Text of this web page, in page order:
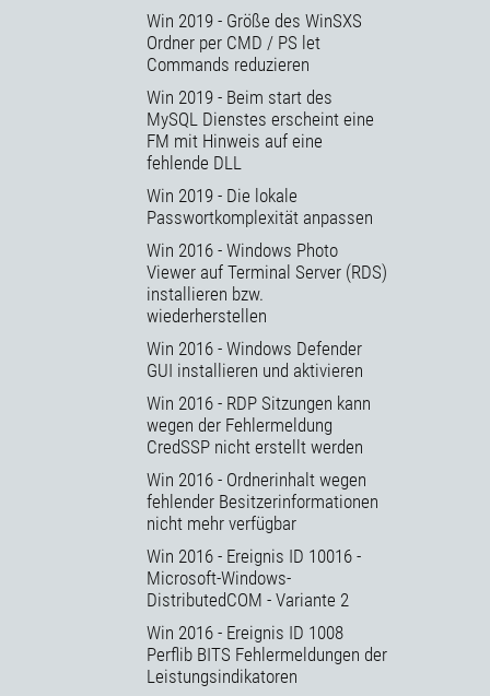
Win 2019 - Größe des WinSXS
Ordner per CMD / PS let
Commands reduzieren
Win 2019 - Beim start des
MySQL Dienstes erscheint eine
FM mit Hinweis auf eine
fehlende DLL
Win 2019 - Die lokale
Passwortkomplexität anpassen
Win 2016 - Windows Photo
Viewer auf Terminal Server (RDS)
installieren bzw.
wiederherstellen
Win 2016 - Windows Defender
GUI installieren und aktivieren
Win 2016 - RDP Sitzungen kann
wegen der Fehlermeldung
CredSSP nicht erstellt werden
Win 2016 - Ordnerinhalt wegen
fehlender Besitzerinformationen
nicht mehr verfügbar
Win 2016 - Ereignis ID 10016 -
Microsoft-Windows-
DistributedCOM - Variante 2
Win 2016 - Ereignis ID 1008
Perflib BITS Fehlermeldungen der
Leistungsindikatoren